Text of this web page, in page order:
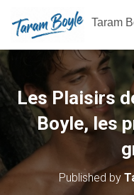
Taram
Les Plaisirs
Boyle, les
Published by